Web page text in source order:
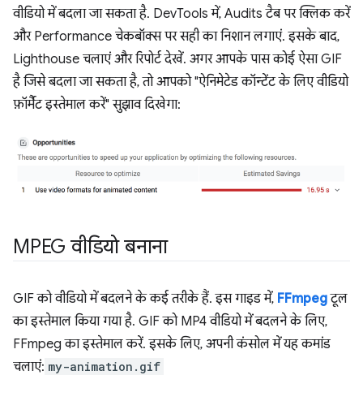
वीडियो में बदला जा सकता है. DevTools में, Audits टैब पर क्लिक करें
और Performance चेकबॉक्स पर सही का निशान लगाएं. इसके बाद,
Lighthouse चलाएं और रिपोर्ट देखें. अगर आपके पास कोई ऐसा GIF
है जिसे बदला जा सकता है, तो आपको "ऐनिमेटेड कॉन्टेंट के लिए वीडियो
फ़ॉर्मैट इस्तेमाल करें" सुझाव दिखेगा:
MPEG वीडियो बनाना
GIF को वीडियो में बदलने के कई तरीके हैं. इस गाइड में, FFmpegटूल
का इस्तेमाल किया गया है. GIF को MP4 वीडियो में बदलने के लिए,
FFmpeg का इस्तेमाल करें. इसके लिए, अपनी कंसोल में यह कमांड
चलाएं: my-animation.gif